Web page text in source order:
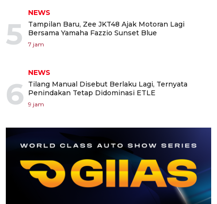
5
NEWS
Tampilan Baru, Zee JKT48 Ajak Motoran Lagi
Bersama Yamaha Fazzio Sunset Blue
7 jam
6
NEWS
Tilang Manual Disebut Berlaku Lagi, Ternyata
Penindakan Tetap Didominasi ETLE
9 jam